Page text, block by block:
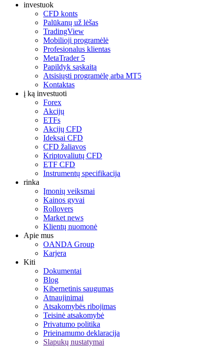
investuok
CFD konts
Palūkanų už lėšas
TradingView
Mobilioji programėlė
Profesionalus klientas
MetaTrader 5
Papildyk sąskaitą
Atsisiųsti programėlę arba MT5
Kontaktas
į ką investuoti
Forex
Akcijų
ETFs
Akcijų CFD
Ideksai CFD
CFD žaliavos
Kriptovaliutų CFD
ETF CFD
Instrumentų specifikacija
rinka
Įmonių veiksmai
Kainos gyvai
Rollovers
Market news
Klientų nuomonė
Apie mus
OANDA Group
Karjera
Kiti
Dokumentai
Blog
Kibernetinis saugumas
Atnaujinimai
Atsakomybės ribojimas
Teisinė atsakomybė
Privatumo politika
Prieinamumo deklaracija
Slapukų nustatymai